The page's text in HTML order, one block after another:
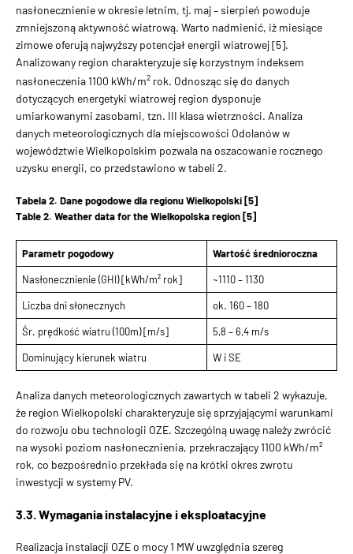
nasłonecznienie w okresie letnim, tj. maj – sierpień powoduje
zmniejszoną aktywność wiatrową. Warto nadmienić, iż miesiące
zimowe oferują najwyższy potencjał energii wiatrowej [5].
Analizowany region charakteryzuje się korzystnym indeksem
nasłoneczenia 1100 kWh/m2 rok. Odnosząc się do danych
dotyczących energetyki wiatrowej region dysponuje
umiarkowanymi zasobami, tzn. III klasa wietrzności. Analiza
danych meteorologicznych dla miejscowości Odolanów w
województwie Wielkopolskim pozwala na oszacowanie rocznego
uzysku energii, co przedstawiono w tabeli 2.
Tabela 2. Dane pogodowe dla regionu Wielkopolski [5]
Table 2. Weather data for the Wielkopolska region [5]
Parametr pogodowy Wartość średnioroczna
Nasłonecznienie (GHI) [kWh/m² rok] ~1110 – 1130
Liczba dni słonecznych ok. 160 – 180
Śr. prędkość wiatru (100m) [m/s] 5,8 – 6,4 m/s
Dominujący kierunek wiatru W i SE
Analiza danych meteorologicznych zawartych w tabeli 2 wykazuje,
że region Wielkopolski charakteryzuje się sprzyjającymi warunkami
do rozwoju obu technologii OZE. Szczególną uwagę należy zwrócić
na wysoki poziom nasłonecznienia, przekraczający 1100 kWh/m²
rok, co bezpośrednio przekłada się na krótki okres zwrotu
inwestycji w systemy PV.
3.3. Wymagania instalacyjne i eksploatacyjne
Realizacja instalacji OZE o mocy 1 MW uwzględnia szereg